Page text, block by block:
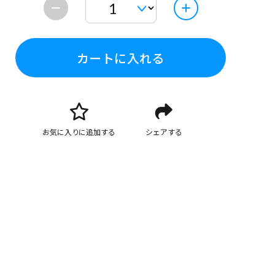
カートに入れる
お気に入りに追加する シェアする